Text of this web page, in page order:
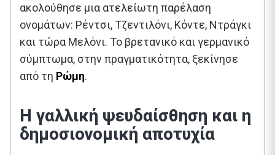
ακολούθησε μια ατελείωτη παρέλαση
ονομάτων: Ρέντσι, Τζεντιλόνι, Κόντε, Ντράγκι
και τώρα Μελόνι. Το βρετανικό και γερμανικό
σύμπτωμα, στην πραγματικότητα, ξεκίνησε
από τη Ρώμη.
Η γαλλική ψευδαίσθηση και η
δημοσιονομική αποτυχία